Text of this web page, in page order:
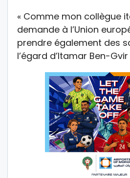
« Comme mon collègue
demande à l’Union
prendre également des
l’égard d’Itamar Ben-